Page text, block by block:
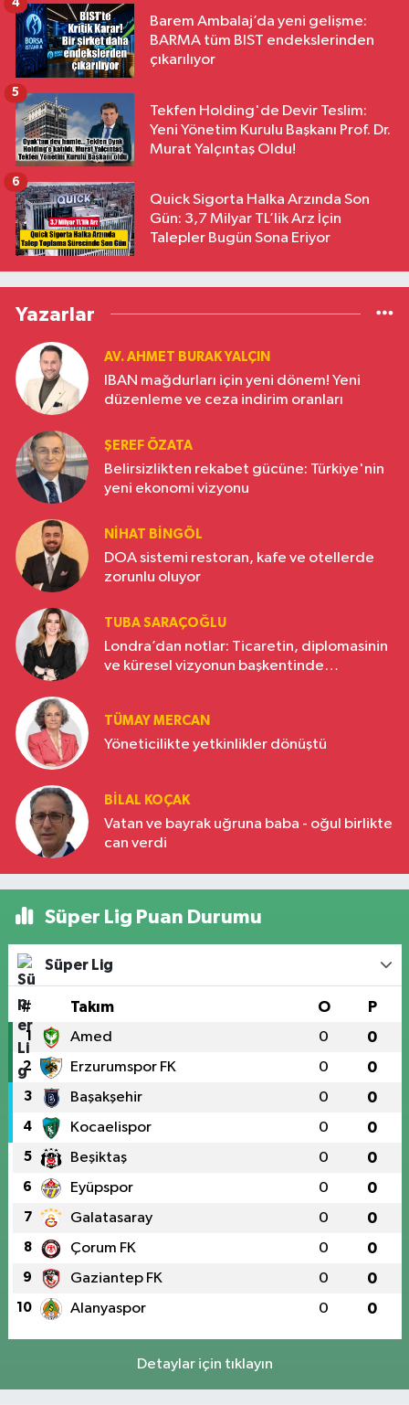
Barem Ambalaj’da yeni gelişme:
BARMA tüm BIST endekslerinden
çıkarılıyor
4
Tekfen Holding'de Devir Teslim:
Yeni Yönetim Kurulu Başkanı Prof. Dr.
Murat Yalçıntaş Oldu!
5
Quick Sigorta Halka Arzında Son
Gün: 3,7 Milyar TL’lik Arz İçin
Talepler Bugün Sona Eriyor
6
Yazarlar
AV. AHMET BURAK YALÇIN
IBAN mağdurları için yeni dönem! Yeni
düzenleme ve ceza indirim oranları
ŞEREF ÖZATA
Belirsizlikten rekabet gücüne: Türkiye'nin
yeni ekonomi vizyonu
NIHAT BINGÖL
DOA sistemi restoran, kafe ve otellerde
zorunlu oluyor
TUBA SARAÇOĞLU
Londra’dan notlar: Ticaretin, diplomasinin
ve küresel vizyonun başkentinde
TÜMAY MERCAN
Yöneticilikte yetkinlikler dönüştü
BILAL KOÇAK
Vatan ve bayrak uğruna baba - oğul birlikte
can verdi
Süper Lig Puan Durumu
Süper Lig
# Takım O P
1 Amed 0 0
2 Erzurumspor FK 0 0
3 Başakşehir 0 0
4 Kocaelispor 0 0
5 Beşiktaş 0 0
6 Eyüpspor 0 0
7 Galatasaray 0 0
8 Çorum FK 0 0
9 Gaziantep FK 0 0
10 Alanyaspor 0 0
Detaylar için tıklayın